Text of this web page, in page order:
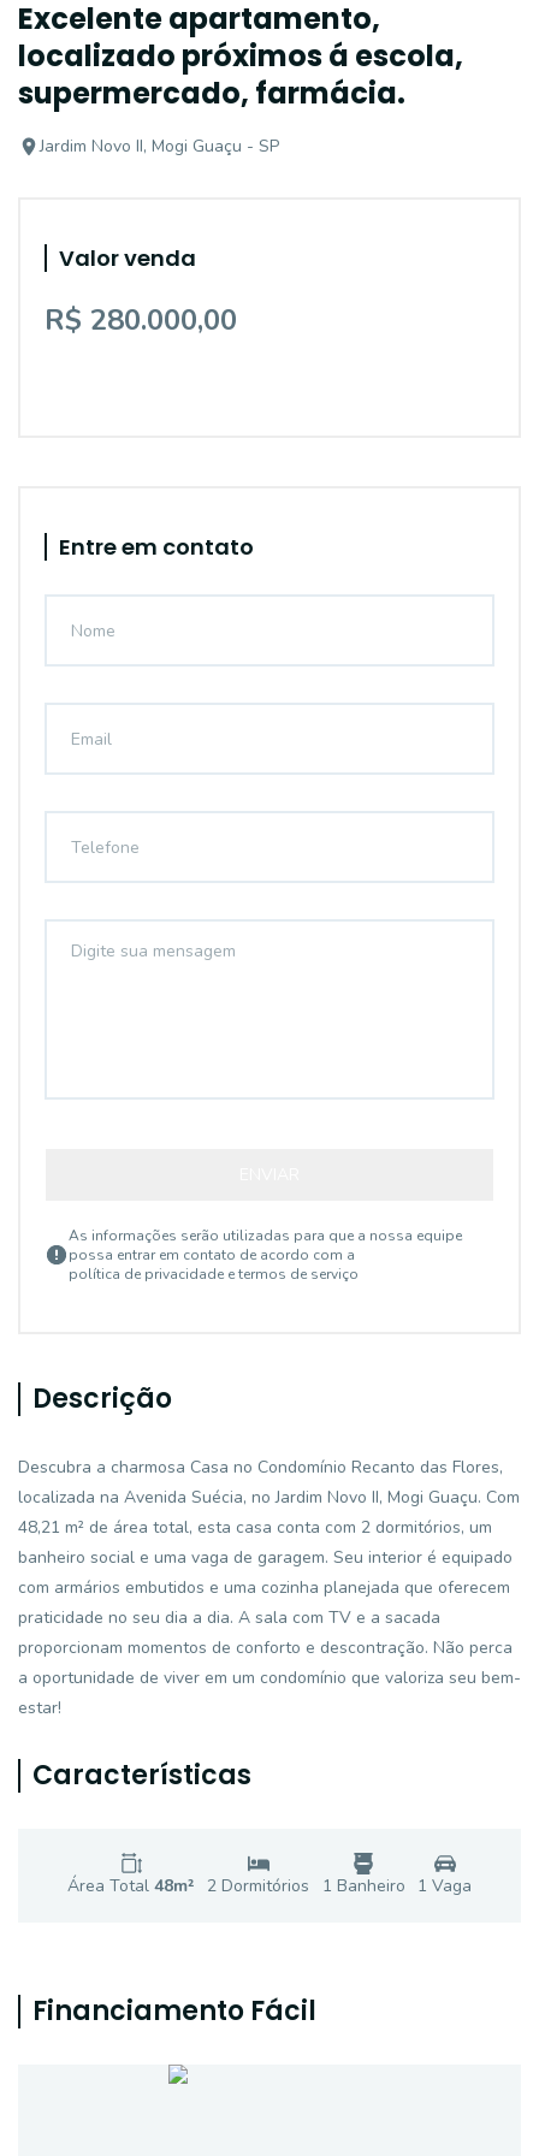
Excelente apartamento,
localizado próximos á escola,
supermercado, farmácia.
Jardim Novo II, Mogi Guaçu - SP
Valor venda
R$ 280.000,00
Entre em contato
As informações serão utilizadas para que a nossa equipe
possa entrar em contato de acordo com a
política de privacidade e termos de serviço
Descrição
Descubra a charmosa Casa no Condomínio Recanto das Flores,
localizada na Avenida Suécia, no Jardim Novo II, Mogi Guaçu. Com
48,21 m² de área total, esta casa conta com 2 dormitórios, um
banheiro social e uma vaga de garagem. Seu interior é equipado
com armários embutidos e uma cozinha planejada que oferecem
praticidade no seu dia a dia. A sala com TV e a sacada
proporcionam momentos de conforto e descontração. Não perca
a oportunidade de viver em um condomínio que valoriza seu bem-
estar!
Características
Área Total 48m² 2 Dormitórios 1 Banheiro 1 Vaga
Financiamento Fácil